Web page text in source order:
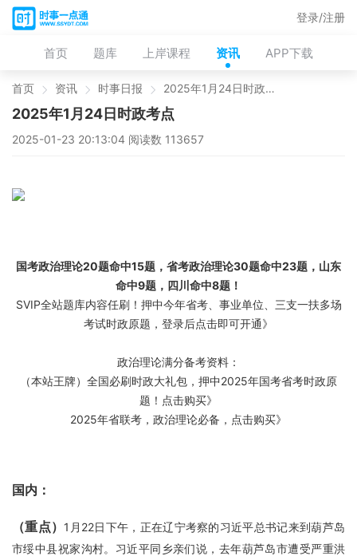
首页 题库 上岸课程 资讯 APP下载
登录/注册
首页 资讯 时事日报 2025年1月24日时政考点
2025年1月24日时政考点
2025-01-23 20:13:04 阅读数 113657
国考政治理论20题命中15题，省考政治理论30题命中23题，山东
命中9题，四川命中8题！
SVIP全站题库内容任刷！押中今年省考、事业单位、三支一扶多场
考试时政原题，登录后点击即可开通》
政治理论满分备考资料：
（本站王牌）全国必刷时政大礼包，押中2025年国考省考时政原
题！点击购买》
2025年省联考，政治理论必备，点击购买》
国内：
（重点） 1月22日下午，正在辽宁考察的习近平总书记来到葫芦岛
市绥中县祝家沟村。习近平同乡亲们说，去年葫芦岛市遭受严重洪